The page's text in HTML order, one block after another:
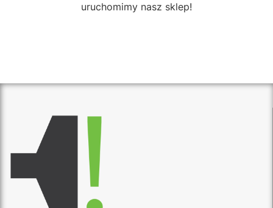
uruchomimy nasz sklep!